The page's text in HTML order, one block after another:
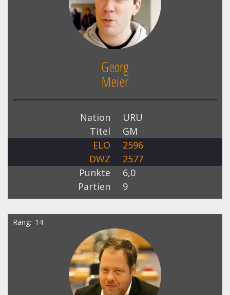
Georg
Meier
Nation
URU
Titel
GM
ELO
2596
DWZ
2577
Punkte
6,0
Partien
9
Rang 14